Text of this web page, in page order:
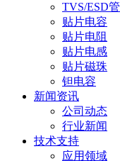
TVS/ESD管
贴片电容
贴片电阻
贴片电感
贴片磁珠
钽电容
新闻资讯
公司动态
行业新闻
技术支持
应用领域